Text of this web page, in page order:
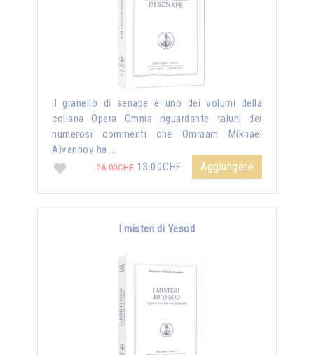
Il granello di senape è uno dei volumi della
collana Opera Omnia riguardante taluni dei
numerosi commenti che Omraam Mikhaël
Aïvanhov ha …
26.00CHF 13.00CHF Aggiungere
I misteri di Yesod